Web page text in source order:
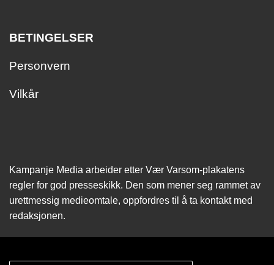
BETINGELSER
Personvern
Vilkår
Kampanje Media arbeider etter Vær Varsom-plakatens
regler for god presseskikk. Den som mener seg rammet av
urettmessig medie­omtale, oppfordres til å ta kontakt med
redaksjonen.